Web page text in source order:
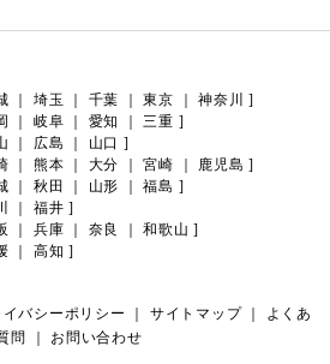
埼玉 千葉 ｜東京 神奈川
]
岐阜 愛知 ｜三重 ]
広島 山口 ]
熊本 大分 ｜宮崎 鹿児島 ]
秋田 山形 ｜福島 ]
福井 ]
兵庫 奈良 ｜和歌山 ]
高知 ]
イバシーポリシー サイトマップ｜ よくあ
問
お問い合わせ